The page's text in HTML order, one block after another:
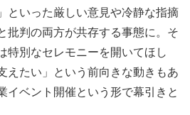
といった厳しい意見や冷静な指摘
批判の両方が共存する事態に。そ
特別なセレモニーを開いてほし
えたい」という前向きな動きもあ
イベント開催という形で幕引きと